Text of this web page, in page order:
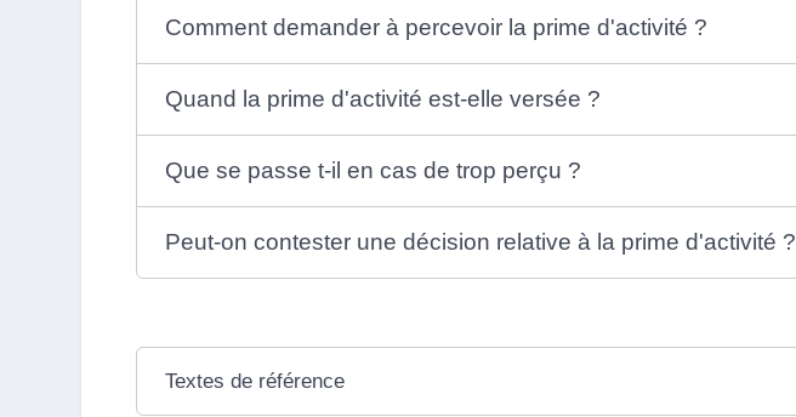
Comment demander à percevoir la prime d'activité ?
Quand la prime d'activité est-elle versée ?
Que se passe t-il en cas de trop perçu ?
Peut-on contester une décision relative à la prime d'activité ?
Textes de référence